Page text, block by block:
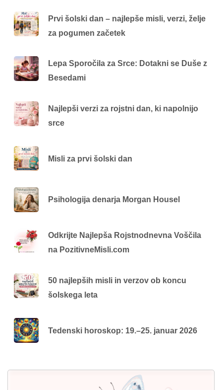
Prvi šolski dan – najlepše misli, verzi, želje
za pogumen začetek
Lepa Sporočila za Srce: Dotakni se Duše z
Besedami
Najlepši verzi za rojstni dan, ki napolnijo
srce
Misli za prvi šolski dan
Psihologija denarja Morgan Housel
Odkrijte Najlepša Rojstnodnevna Voščila
na PozitivneMisli.com
50 najlepših misli in verzov ob koncu
šolskega leta
Tedenski horoskop: 19.–25. januar 2026